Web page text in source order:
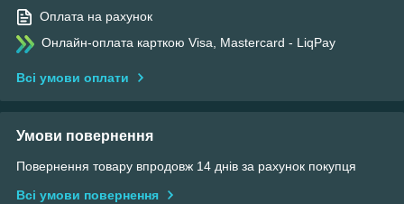
Оплата на рахунок
Онлайн-оплата карткою Visa, Mastercard - LiqPay
Всі умови оплати
Умови повернення
Повернення товару впродовж 14 днів за рахунок покупця
Всі умови повернення